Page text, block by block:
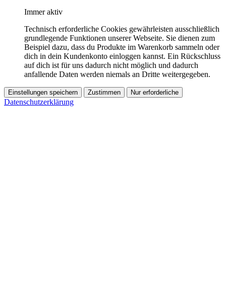
Immer aktiv
Technisch erforderliche Cookies gewährleisten ausschließlich
grundlegende Funktionen unserer Webseite. Sie dienen zum
Beispiel dazu, dass du Produkte im Warenkorb sammeln oder
dich in dein Kundenkonto einloggen kannst. Ein Rückschluss
auf dich ist für uns dadurch nicht möglich und dadurch
anfallende Daten werden niemals an Dritte weitergegeben.
Einstellungen speichern Zustimmen Nur erforderliche
Datenschutzerklärung